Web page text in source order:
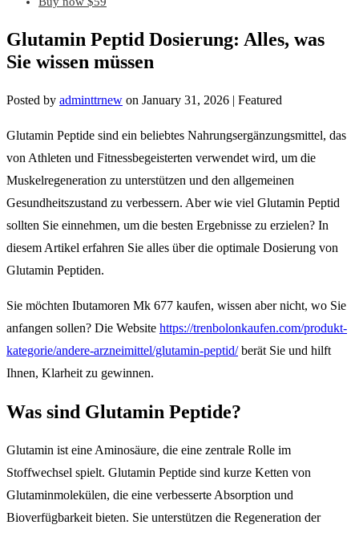
Glutamin Peptid Dosierung: Alles, was
Sie wissen müssen
Posted by adminttrnew on January 31, 2026 | Featured
Glutamin Peptide sind ein beliebtes Nahrungsergänzungsmittel, das
von Athleten und Fitnessbegeisterten verwendet wird, um die
Muskelregeneration zu unterstützen und den allgemeinen
Gesundheitszustand zu verbessern. Aber wie viel Glutamin Peptid
sollten Sie einnehmen, um die besten Ergebnisse zu erzielen? In
diesem Artikel erfahren Sie alles über die optimale Dosierung von
Glutamin Peptiden.
Sie möchten Ibutamoren Mk 677 kaufen, wissen aber nicht, wo Sie
anfangen sollen? Die Website https://trenbolonkaufen.com/produkt-
kategorie/andere-arzneimittel/glutamin-peptid/berät Sie und hilft
Ihnen, Klarheit zu gewinnen.
Was sind Glutamin Peptide?
Glutamin ist eine Aminosäure, die eine zentrale Rolle im
Stoffwechsel spielt. Glutamin Peptide sind kurze Ketten von
Glutaminmolekülen, die eine verbesserte Absorption und
Bioverfügbarkeit bieten. Sie unterstützen die Regeneration der